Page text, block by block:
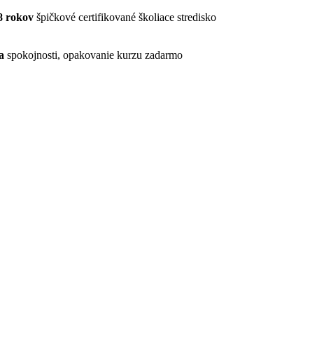
rokov špičkové certifikované školiace stredisko
spokojnosti, opakovanie kurzu zadarmo